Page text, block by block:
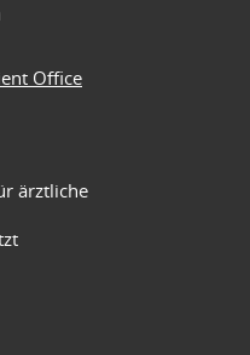
Office
ärztliche